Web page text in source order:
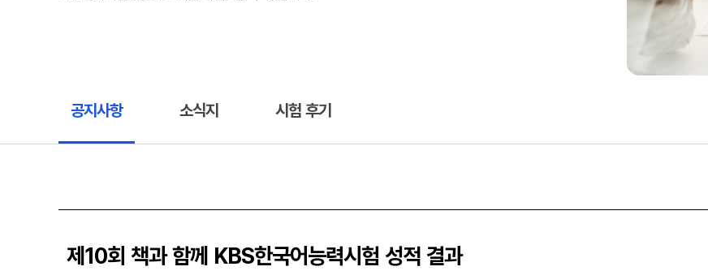
공지사항 소식지 시험 후기
제10회 책과 함께 KBS한국어능력시험 성적 결과